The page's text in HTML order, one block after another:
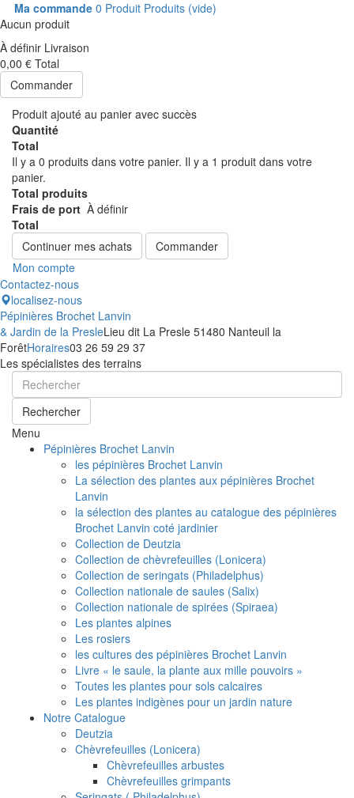
Ma commande 0 Produit Produits (vide)
Aucun produit
À définir Livraison
0,00 € Total
Commander
Produit ajouté au panier avec succès
Quantité
Total
Il y a 0 produits dans votre panier. Il y a 1 produit dans votre
panier.
Total produits
Frais de port À définir
Total
Continuer mes achats
Commander
Mon compte
Contactez-nous
localisez-nous
Pépinières Brochet Lanvin
& Jardin de la PresleLieu dit La Presle 51480 Nanteuil la
ForêtHoraires03 26 59 29 37
Les spécialistes des terrains
Rechercher
Menu
Pépinières Brochet Lanvin
les pépinières Brochet Lanvin
La sélection des plantes aux pépinières Brochet
Lanvin
la sélection des plantes au catalogue des pépinières
Brochet Lanvin coté jardinier
Collection de Deutzia
Collection de chèvrefeuilles (Lonicera)
Collection de seringats (Philadelphus)
Collection nationale de saules (Salix)
Collection nationale de spirées (Spiraea)
Les plantes alpines
Les rosiers
les cultures des pépinières Brochet Lanvin
Livre « le saule, la plante aux mille pouvoirs »
Toutes les plantes pour sols calcaires
Les plantes indigènes pour un jardin nature
Notre Catalogue
Deutzia
Chèvrefeuilles (Lonicera)
Chèvrefeuilles arbustes
Chèvrefeuilles grimpants